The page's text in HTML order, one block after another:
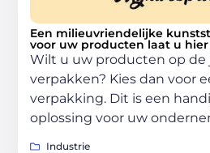
Een milieuvriendelijke
voor uw producten laat u
Wilt u uw producten op de
verpakken? Kies dan voor
verpakking. Dit is een
oplossing voor uw
Industrie